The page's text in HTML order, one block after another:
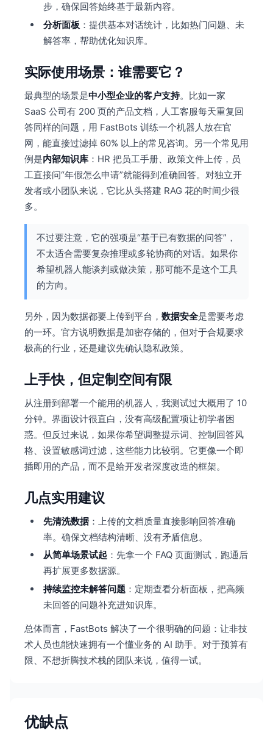
步，确保回答始终基于最新内容。
分析面板：提供基本对话统计，比如热门问题、未
解答率，帮助优化知识库。
实际使用场景：谁需要它？
最典型的场景是中小型企业的客户支持。比如一家
SaaS 公司有 200 页的产品文档，人工客服每天重复回
答同样的问题，用 FastBots 训练一个机器人放在官
网，能直接过滤掉 60% 以上的常见咨询。另一个常见用
例是内部知识库 ：HR 把员工手册、政策文件上传，员
工直接问“年假怎么申请”就能得到准确回答。对独立开
发者或小团队来说，它比从头搭建 RAG 花的时间少很
多。
不过要注意，它的强项是“基于已有数据的问答”，
不太适合需要复杂推理或多轮协商的对话。如果你
希望机器人能谈判或做决策，那可能不是这个工具
的方向。
另外，因为数据都要上传到平台， 数据安全是需要考虑
的一环。官方说明数据是加密存储的，但对于合规要求
极高的行业，还是建议先确认隐私政策。
上手快，但定制空间有限
从注册到部署一个能用的机器人，我测试过大概用了 10
分钟。界面设计很直白，没有高级配置项让初学者困
惑。但反过来说，如果你希望调整提示词、控制回答风
格、设置敏感词过滤，这些能力比较弱。它更像一个即
插即用的产品，而不是给开发者深度改造的框架。
几点实用建议
先清洗数据：上传的文档质量直接影响回答准确
率。确保文档结构清晰、没有矛盾信息。
从简单场景试起 ：先拿一个 FAQ 页面测试，跑通后
再扩展更多数据源。
持续监控未解答问题：定期查看分析面板，把高频
未回答的问题补充进知识库。
总体而言，FastBots 解决了一个很明确的问题：让非技
术人员也能快速拥有一个懂业务的 AI 助手。对于预算有
限、不想折腾技术栈的团队来说，值得一试。
优缺点